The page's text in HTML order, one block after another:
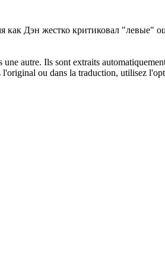
как Дэн жестко критиковал "левые"
autre. Ils sont extraits
l'original ou dans la traduction, utilisez